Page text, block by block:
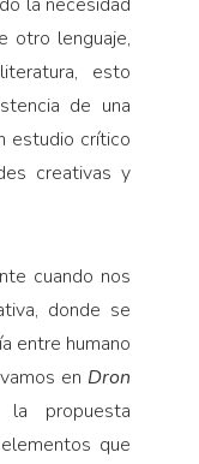
otro lenguaje,
esto
de una
estudio crítico
creativas y
cuando nos
donde se
entre humano
en Dron
la propuesta
que